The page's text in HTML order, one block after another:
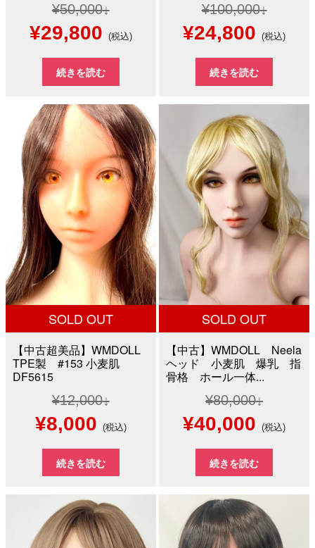
¥50,000
元
の
価
格
は
¥50,000
で
し
た。
¥29,800現
在
の
価
格
は
¥29,800
で
す。
(税込)
続きを読む
¥100,000
元
の
価
は
¥100,000
で
し
た。
¥24,800 現
在
の
価
格
は
で
す。
(税込)
続きを読む
SOLD OUT
【中古超美品】WMDOLL
TPE製 #153 小麦肌
DF5615
¥12,000
元
の
価
は
¥8,000現
在
の
価
格
(税込)
続きを読む
SOLD OUT
【中古】WMDOLL Neela
ヘッド 小麦肌 爆乳 指
骨格 ホール一体...
¥80,000
元
の
価
格
は
¥40,000 現
在
の
価
格
(税込)
続きを読む